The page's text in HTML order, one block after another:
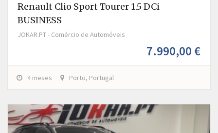
Renault Clio Sport Tourer 1.5 DCi
BUSINESS
JOKAR.PT - Comércio de Automóveis
7.990,00 €
4 meses Porto, Portugal